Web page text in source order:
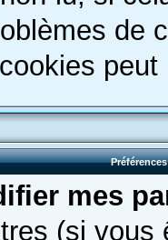
de
peut
mes
(si